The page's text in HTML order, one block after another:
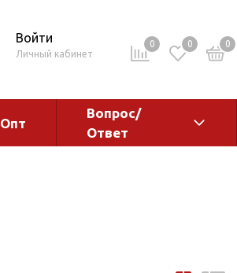
Войти
Личный кабинет
0 0 0
Опт
Вопрос/
Ответ